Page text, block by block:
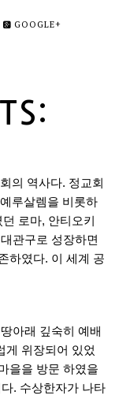
GOOGLE+
의 역사다. 정교회
루살렘을 비롯하
로마, 안티오키
관구로 성장하면
하였다. 이 세계 공
아래 깊숙히 예배
게 위장되어 있었
을을 방문 하였을
. 수상한자가 나타